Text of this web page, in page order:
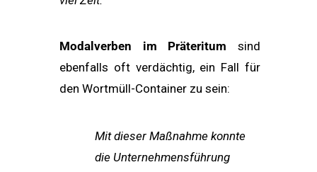
Modalverben im Präteritum sind
ebenfalls oft verdächtig, ein Fall für
den Wortmüll-Container zu sein:
Mit dieser Maßnahme konnte
die Unternehmensführung